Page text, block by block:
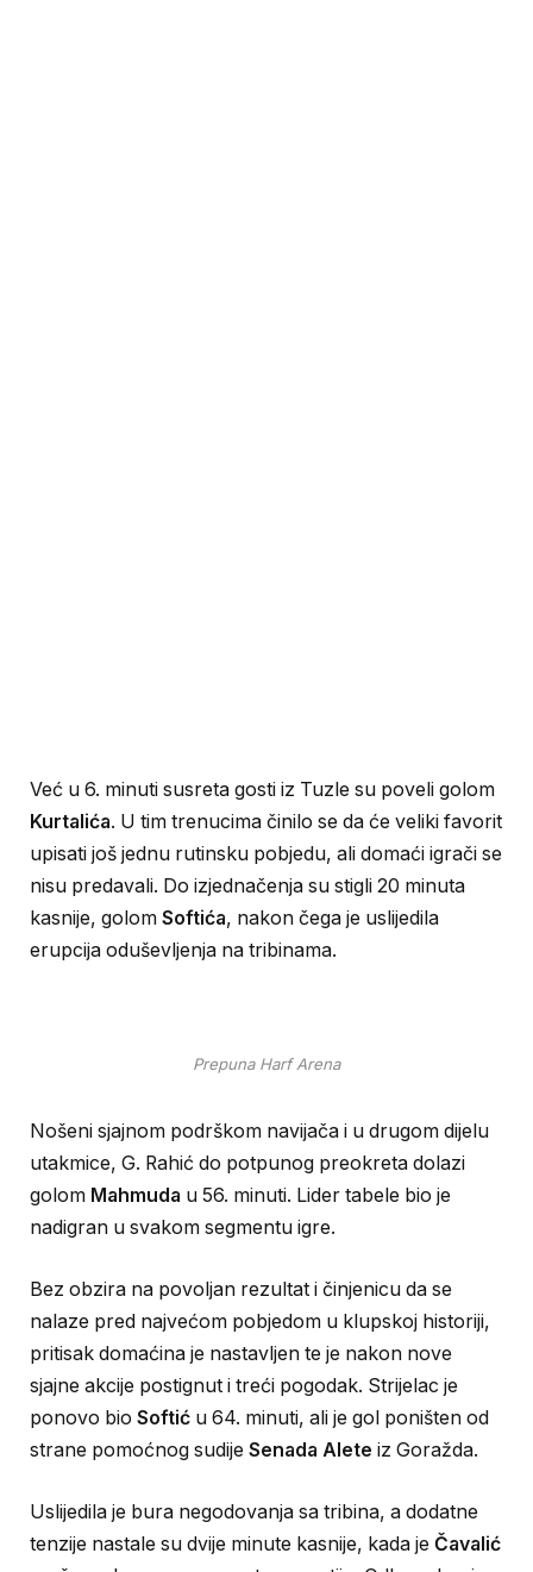
Već u 6. minuti susreta gosti iz Tuzle su poveli golom
Kurtalića. U tim trenucima činilo se da će veliki favorit
upisati još jednu rutinsku pobjedu, ali domaći igrači se
nisu predavali. Do izjednačenja su stigli 20 minuta
kasnije, golom Softića, nakon čega je uslijedila
erupcija oduševljenja na tribinama.
Prepuna Harf Arena
Nošeni sjajnom podrškom navijača i u drugom dijelu
utakmice, G. Rahić do potpunog preokreta dolazi
golom Mahmuda u 56. minuti. Lider tabele bio je
nadigran u svakom segmentu igre.
Bez obzira na povoljan rezultat i činjenicu da se
nalaze pred najvećom pobjedom u klupskoj historiji,
pritisak domaćina je nastavljen te je nakon nove
sjajne akcije postignut i treći pogodak. Strijelac je
ponovo bio Softić u 64. minuti, ali je gol poništen od
strane pomoćnog sudije Senada Alete iz Goražda.
Uslijedila je bura negodovanja sa tribina, a dodatne
tenzije nastale su dvije minute kasnije, kada je Čavalić